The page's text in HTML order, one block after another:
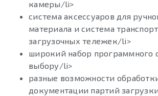
камеры/li>
система аксессуаров для
материала и система
загрузочных тележек/li>
широкий набор программного
выбору/li>
разные возможности
документации партий